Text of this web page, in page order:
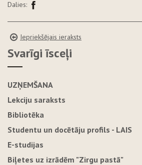
Dalies:
Iepriekšējais ieraksts
Svarīgi īsceļi
UZŅEMŠANA
Lekciju saraksts
Bibliotēka
Studentu un docētāju profils - LAIS
E-studijas
Biļetes uz izrādēm "Zirgu pastā"